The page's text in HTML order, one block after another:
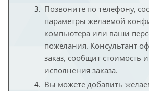
Позвоните по телефону,
параметры желаемой
компьютера или ваши
пожелания. Консультант
заказ, сообщит стоимость
исполнения заказа.
Вы можете добавить